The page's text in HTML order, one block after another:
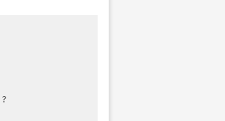
?